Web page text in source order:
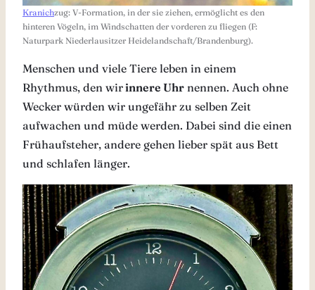
Kranichzug: V-Formation, in der sie ziehen, ermöglicht es den
hinteren Vögeln, im Windschatten der vorderen zu fliegen (F:
Naturpark Niederlausitzer Heidelandschaft/Brandenburg).
Menschen und viele Tiere leben in einem
Rhythmus, den wirinnere Uhr nennen. Auch ohne
Wecker würden wir ungefähr zu selben Zeit
aufwachen und müde werden. Dabei sind die einen
Frühaufsteher, andere gehen lieber spät aus Bett
und schlafen länger.